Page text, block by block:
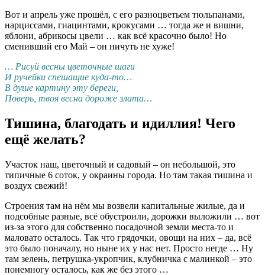
Вот и апрель уже прошёл, с его разноцветьем тюльпанами,
нарциссами, гиацинтами, крокусами … тогда же и вишни,
яблони, абрикосы цвели … как всё красочно было! Но
сменивший его Май – он ничуть не хуже!
… Рисуй весны цветочные шаги
И ручейки спешащие куда-то…
В душе картину эту береги,
Поверь, твоя весна дороже злата…
Тишина, благодать и идиллия! Чего
ещё желать?
Участок наш, цветочный и садовый – он небольшой, это
типичные 6 соток, у окраины города. Но там такая тишина и
воздух свежий!
Строения там на нём мы возвели капитальные жилые, да и
подсобные разные, всё обустроили, дорожки выложили … вот
из-за этого для собственно посадочной земли места-то и
маловато осталось. Так что грядочки, овощи на них – да, всё
это было поначалу, но ныне их у нас нет. Просто негде … Ну
там зелень, петрушка-укропчик, клубничка с малинкой – это
понемногу осталось, как же без этого …